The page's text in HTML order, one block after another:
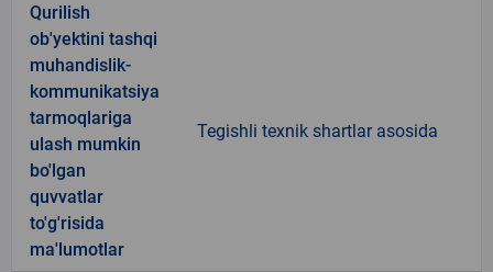
Qurilish
ob'yektini tashqi
muhandislik-
kommunikatsiya
tarmoqlariga
ulash mumkin
bo'lgan
quvvatlar
to'g'risida
ma'lumotlar
Tegishli texnik shartlar asosida